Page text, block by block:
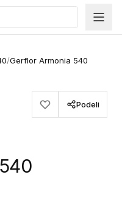
/Gerflor Armonia 540
Podeli